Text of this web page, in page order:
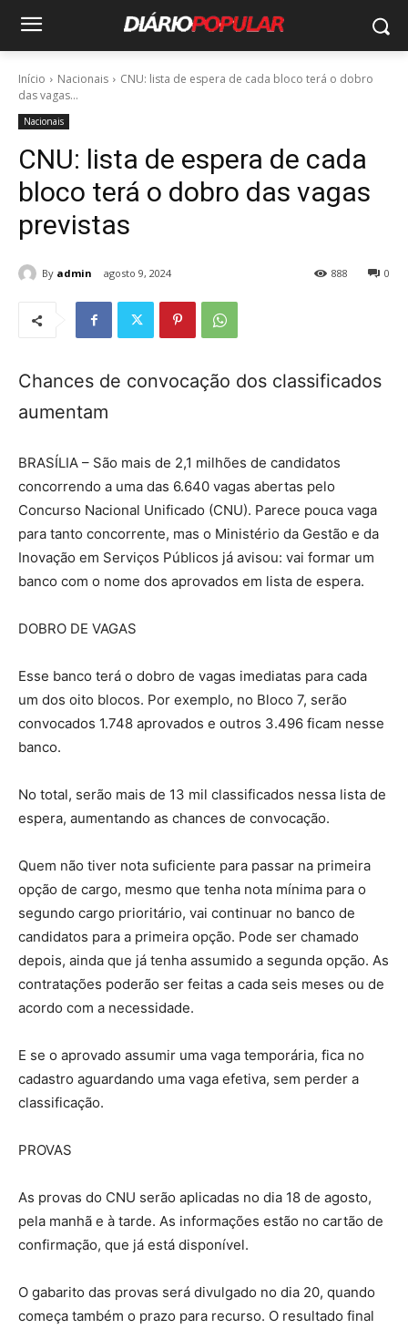
Início Nacionais
CNU: lista de espera de cada bloco terá o dobro
das vagas...
Nacionais
CNU: lista de espera de cada
bloco terá o dobro das vagas
previstas
By admin agosto 9, 2024 0
888
Chances de convocação dos classificados
aumentam
BRASÍLIA – São mais de 2,1 milhões de candidatos
concorrendo a uma das 6.640 vagas abertas pelo
Concurso Nacional Unificado (CNU). Parece pouca vaga
para tanto concorrente, mas o Ministério da Gestão e da
Inovação em Serviços Públicos já avisou: vai formar um
banco com o nome dos aprovados em lista de espera.
DOBRO DE VAGAS
Esse banco terá o dobro de vagas imediatas para cada
um dos oito blocos. Por exemplo, no Bloco 7, serão
convocados 1.748 aprovados e outros 3.496 ficam nesse
banco.
No total, serão mais de 13 mil classificados nessa lista de
espera, aumentando as chances de convocação.
Quem não tiver nota suficiente para passar na primeira
opção de cargo, mesmo que tenha nota mínima para o
segundo cargo prioritário, vai continuar no banco de
candidatos para a primeira opção. Pode ser chamado
depois, ainda que já tenha assumido a segunda opção. As
contratações poderão ser feitas a cada seis meses ou de
acordo com a necessidade.
E se o aprovado assumir uma vaga temporária, fica no
cadastro aguardando uma vaga efetiva, sem perder a
classificação.
PROVAS
As provas do CNU serão aplicadas no dia 18 de agosto,
pela manhã e à tarde. As informações estão no cartão de
confirmação, que já está disponível.
O gabarito das provas será divulgado no dia 20, quando
começa também o prazo para recurso. O resultado final